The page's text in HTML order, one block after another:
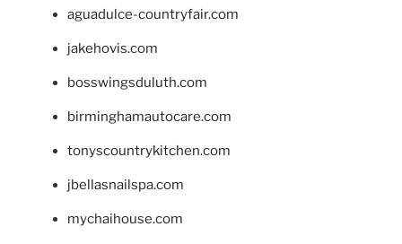
aguadulce-countryfair.com
jakehovis.com
bosswingsduluth.com
birminghamautocare.com
tonyscountrykitchen.com
jbellasnailspa.com
mychaihouse.com